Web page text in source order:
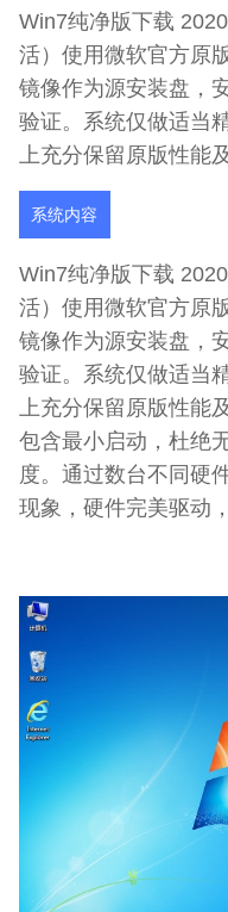
Win7纯净版下载
活）使用微软官方原
镜像作为源安装盘，
验证。系统仅做适当
上充分保留原版性能
系统内容
Win7纯净版下载
活）使用微软官方原
镜像作为源安装盘，
验证。系统仅做适当
上充分保留原版性能
包含最小启动，杜绝
度。通过数台不同硬
现象，硬件完美驱动